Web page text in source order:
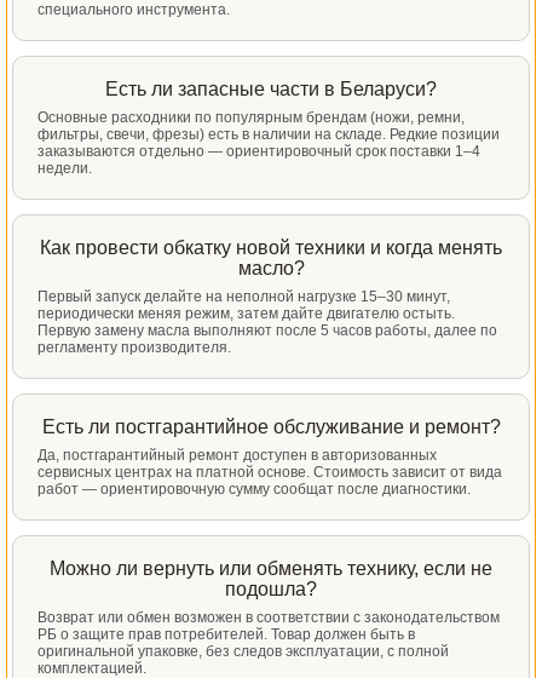
специального инструмента.
Есть ли запасные части в Беларуси?
Основные расходники по популярным брендам (ножи, ремни,
фильтры, свечи, фрезы) есть в наличии на складе. Редкие позиции
заказываются отдельно — ориентировочный срок поставки 1–4
недели.
Как провести обкатку новой техники и когда менять
масло?
Первый запуск делайте на неполной нагрузке 15–30 минут,
периодически меняя режим, затем дайте двигателю остыть.
Первую замену масла выполняют после 5 часов работы, далее по
регламенту производителя.
Есть ли постгарантийное обслуживание и ремонт?
Да, постгарантийный ремонт доступен в авторизованных
сервисных центрах на платной основе. Стоимость зависит от вида
работ — ориентировочную сумму сообщат после диагностики.
Можно ли вернуть или обменять технику, если не
подошла?
Возврат или обмен возможен в соответствии с законодательством
РБ о защите прав потребителей. Товар должен быть в
оригинальной упаковке, без следов эксплуатации, с полной
комплектацией.